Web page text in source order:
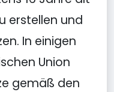
erstellen und
In einigen
Union
gemäß den